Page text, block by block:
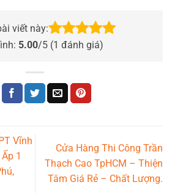
viết này:
5.00/5 (1 đánh giá)
Vĩnh
1
Cửa Hàng Thi Công Trần
Thạch Cao TpHCM – Thiện
Tâm Giá Rẻ – Chất Lượng.